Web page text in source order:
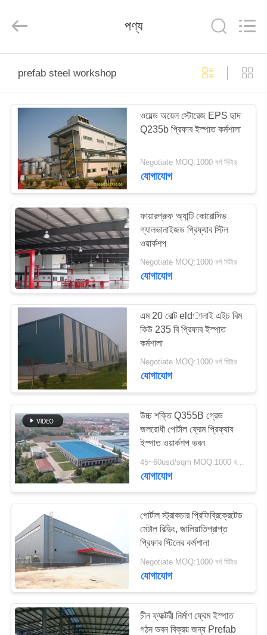
পণ্য
ভিআর
শো
আমাদের
সম্পর্কে
কারখানা
পরিদর্শন
নিয়ন্ত্রণ
আমাদের
সাথে
যোগাযোগ
করুন
খবর
মামলা
সাইট
ম্যাপ
Reserved.
পণ্য
prefab steel workshop
ওয়েল্ড অয়েল স্টোরেজ EPS ছাদ
Q235b প্রিফাব ইস্পাত কর্মশালা
Negotiate MOQ:1000 বর্গ মিটার
যোগাযোগ
ফায়ারপ্রুফ অ্যান্টি কোরোসিভ
গ্যালভানাইজড প্রিফ্যাব স্টিল
ওয়ার্কশপ
Negotiate MOQ:1000 বর্গ মিটার
যোগাযোগ
এম 20 বোল্ট eldালাই এইচ বিম
কিউ 235 বি প্রিফাব ইস্পাত
কর্মশালা
Negotiate MOQ:1000 বর্গ মিটার
যোগাযোগ
উচ্চ শক্তি Q355B গ্রেড
জলরোধী পোর্টাল ফ্রেম প্রিফ্যাব
ইস্পাত ওয়ার্কশপ ভবন
যোগাযোগ
পোর্টাল স্ট্রাকচার প্রিফিব্রিক্রেটেড
মেটাল বিল্ডিং, জালিয়াতিপ্রাপ্ত
প্রিফাব স্টিলের কর্মশালা
Negotiate MOQ:1000 বর্গ মিটার
যোগাযোগ
চীন ফ্যাক্টরী নির্মাণ ফ্রেম ইস্পাত
গঠন ভবন বিক্রয় জন্য Prefab